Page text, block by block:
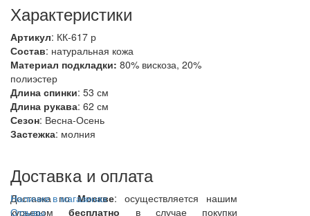
Характеристики
Артикул: КК-617 р
Состав: натуральная кожа
Материал подкладки: 80% вискоза, 20%
полиэстер
Длина спинки: 53 см
Длина рукава: 62 см
Сезон: Весна-Осень
Застежка: молния
Доставка и оплата
Доставка поМоскве: осуществляется нашим
курьеромбесплатно в случае покупки
Наличие в магазинах
Отзывы